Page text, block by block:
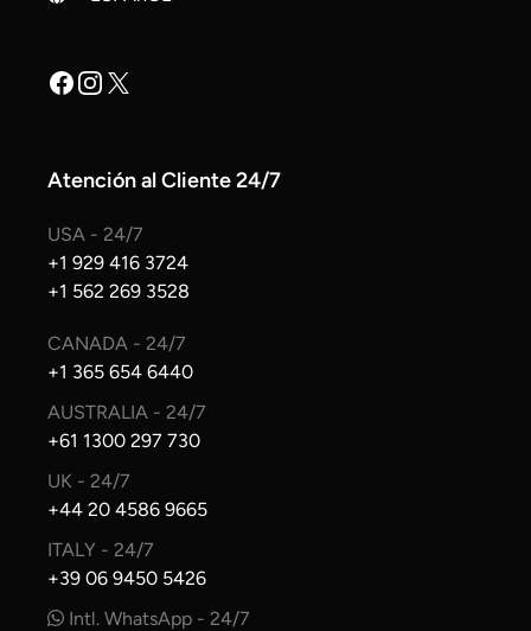
Facebook
Instagram
X
Atención al Cliente 24/7
USA - 24/7
+1 929 416 3724
+1 562 269 3528
CANADA - 24/7
+1 365 654 6440
AUSTRALIA - 24/7
+61 1300 297 730
UK - 24/7
+44 20 4586 9665
ITALY - 24/7
+39 06 9450 5426
Intl. WhatsApp - 24/7